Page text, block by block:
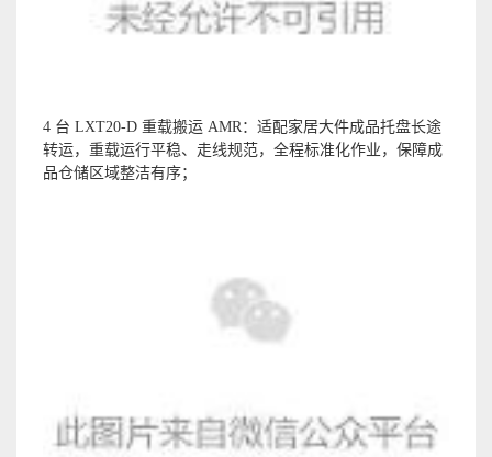
4 台 LXT20-D 重载搬运 AMR：适配家居大件成品托盘长途
转运，重载运行平稳、走线规范，全程标准化作业，保障成
品仓储区域整洁有序；